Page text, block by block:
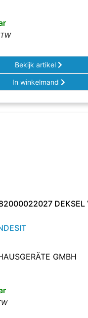
Bekijk artikel
In winkelmand
DEKSEL
GMBH